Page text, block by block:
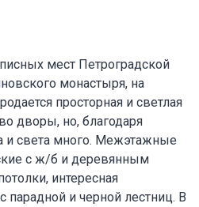
мест Петроградской
монастыря, на
просторная и светлая
дворы, но, благодаря
и света много. Межэтажные
с ж/б и деревянным
интересная
парадной и черной лестниц. В